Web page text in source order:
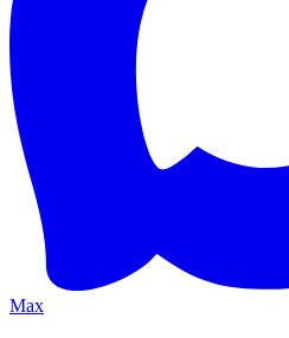
Max